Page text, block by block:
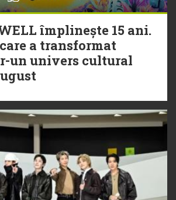
împlinește 15 ani.
a transformat
un univers cultural